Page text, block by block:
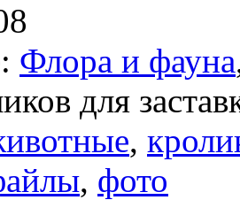
Флора и фауна
для
,
, фото